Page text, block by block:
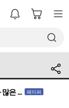
은 ... 페이퍼